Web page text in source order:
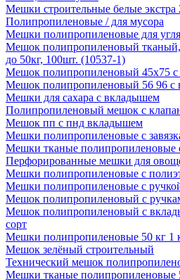
Мешки строительные белые экстра
Полипропиленовые / для мусора
Мешки полипропиленовые для угля
Мешок полипропиленовый
до 50кг, 100шт. (10537-1)
Мешок полипропиленовый 45х75
Мешок полипропиленовый 56 96 с
Мешки для сахара с вкладышем
Полипропиленовый мешок с
Мешок пп с пнд вкладышем
Мешки полипропиленовые с
Мешки тканые полипропиленовые
Перфорированные мешки для
Мешки полипропиленовые с
Мешки полипропиленовые с
Мешок полипропиленовый с
Мешок полипропиленовый с
сорт
Мешки полипропиленовые 50 кг 1
Мешок зелёный строительный
Технический мешок
Мешки тканые полипропиленовые